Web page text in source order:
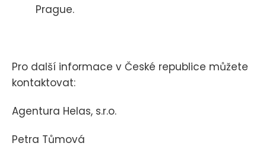
Prague.
Pro další informace v České republice můžete
kontaktovat:
Agentura Helas, s.r.o.
Petra Tůmová